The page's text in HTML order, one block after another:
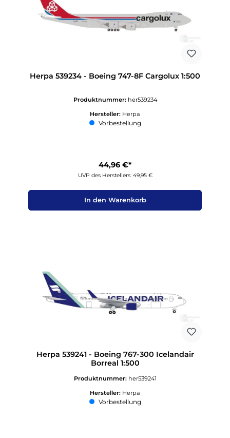
Herpa 539234 - Boeing 747-8F Cargolux 1:500
Produktnummer: her539234
Hersteller: Herpa
Vorbestellung
44,96 €*
UVP des Herstellers: 49,95 €
In den Warenkorb
Herpa 539241 - Boeing 767-300 Icelandair
Borreal 1:500
Produktnummer: her539241
Hersteller: Herpa
Vorbestellung